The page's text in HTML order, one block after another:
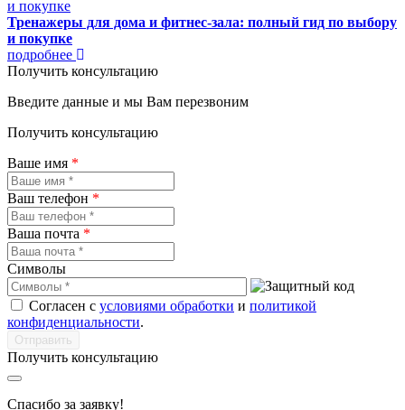
Тренажеры для дома и фитнес-зала: полный гид по выбору
и покупке
подробнее
Получить консультацию
Введите данные и мы Вам перезвоним
Получить консультацию
Ваше имя *
Ваш телефон *
Ваша почта *
Символы
Согласен с условиями обработки и политикой
конфиденциальности.
Получить консультацию
Спасибо за заявку!